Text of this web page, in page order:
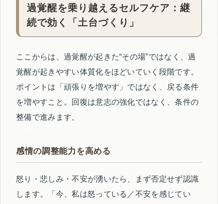
過覚醒を乗り越えるセルフケア：継
続で効く「土台づくり」
ここからは、過覚醒が起きた“その場”ではなく、過
覚醒が起きやすい体質化をほどいていく段階です。
ポイントは「頑張りを増やす」ではなく、戻る条件
を増やすこと。回復は意志の強化ではなく、条件の
整備で進みます。
感情の調整能力を高める
怒り・悲しみ・不安が湧いたら、まず否定せず認識
します。「今、私は怒っている／不安を感じてい